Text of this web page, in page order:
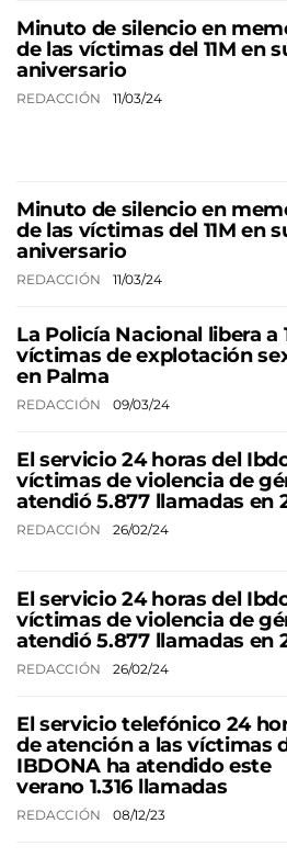
Minuto de silencio en
de las víctimas del 11M en
aniversario
REDACCIÓN 11/03/24
Minuto de silencio en
de las víctimas del 11M en
aniversario
REDACCIÓN 11/03/24
La Policía Nacional libera a
víctimas de explotación
en Palma
REDACCIÓN 09/03/24
El servicio 24 horas del
víctimas de violencia de
atendió 5.877 llamadas en
REDACCIÓN 26/02/24
El servicio 24 horas del
víctimas de violencia de
atendió 5.877 llamadas en
REDACCIÓN 26/02/24
El servicio telefónico 24
de atención a las víctimas
IBDONA ha atendido este
verano 1.316 llamadas
REDACCIÓN 08/12/23